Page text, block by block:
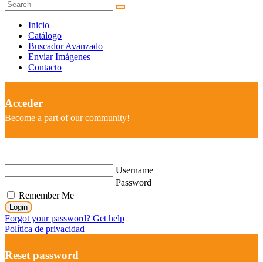
Inicio
Catálogo
Buscador Avanzado
Enviar Imágenes
Contacto
Acceder
Become a part of our community!
Username
Password
Remember Me
Login
Forgot your password? Get help
Política de privacidad
Reset password